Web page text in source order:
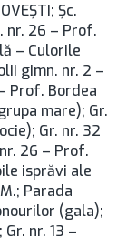
Şc.
nr. 26 – Prof.
– Culorile
gimn. nr. 2 –
Prof. Bordea
mare); Gr.
Gr. nr. 32
26 – Prof.
isprăvi ale
Parada
(gala);
nr. 13 –